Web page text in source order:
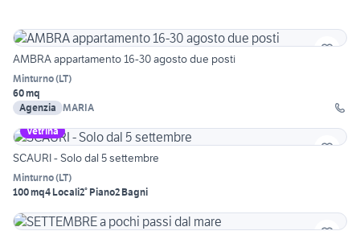
AMBRA appartamento 16-30 agosto due posti
Minturno(LT)
60 mq
Agenzia MARIA
Vetrina
SCAURI - Solo dal 5 settembre
Minturno(LT)
100 mq4 Locali2° Piano2 Bagni